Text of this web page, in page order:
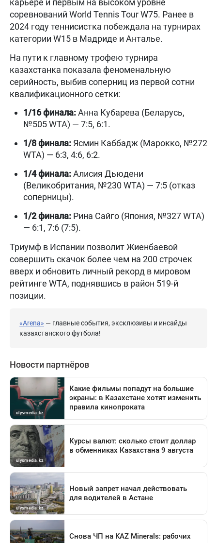
карьере и первым на высоком уровне
соревнований World Tennis Tour W75. Ранее в
2024 году теннисистка побеждала на турнирах
категории W15 в Мадриде и Анталье.
На пути к главному трофею турнира
казахстанка показала феноменальную
серийность, выбив соперниц из первой сотни
квалификационного сетки:
1/16 финала:Анна Кубарева (Беларусь,
№505 WTA) — 7:5, 6:1.
1/8 финала: Ясмин Каббадж (Марокко, №272
WTA) — 6:3, 4:6, 6:2.
1/4 финала:Алисия Дьюдени
(Великобритания, №230 WTA) — 7:5 (отказ
соперницы).
1/2 финала: Рина Сайго (Япония, №327 WTA)
— 6:1, 7:6 (7:5).
Триумф в Испании позволит Жиенбаевой
совершить скачок более чем на 200 строчек
вверх и обновить личный рекорд в мировом
рейтинге WTA, поднявшись в район 519-й
позиции.
«Arena» — главные события, эксклюзивы и инсайды
казахстанского футбола!